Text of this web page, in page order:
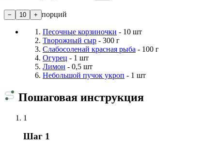
− 10 + порций
Песочные корзиночки - 10 шт
Творожный сыр - 300 г
Слабосоленай красная рыба - 100 г
Огурец - 1 шт
Лимон - 0,5 шт
Небольшой пучок укроп - 1 шт
Пошаговая инструкция
1
Шаг 1